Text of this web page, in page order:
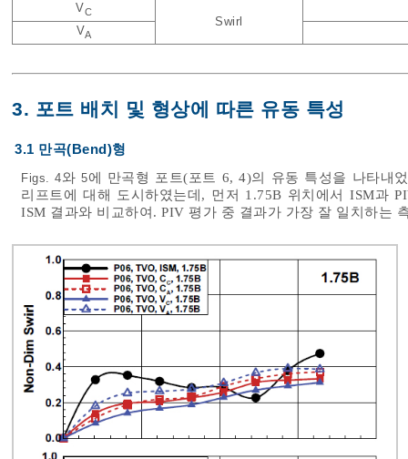
VC
Swirl
VA
3. 포트 배치 및 형상에 따른 유동 특성
3.1 만곡(Bend)형
Figs. 4와5에 만곡형 포트(포트 6, 4)의 유동 특성을 나타내
리프트에 대해 도시하였는데, 먼저 1.75B 위치에서 ISM과
ISM 결과와 비교하여. PIV 평가 중 결과가 가장 잘 일치하는